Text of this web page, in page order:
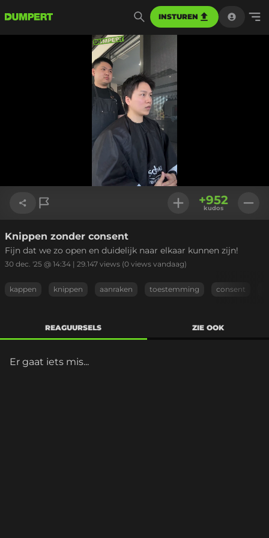
INSTUREN
Geladen:
100.00%
Link kopiëren
+952
kudos
Knippen zonder consent
Fijn dat we zo open en duidelijk naar elkaar kunnen zijn!
30 dec. '25 @ 14:34 | 29.147 views (0 views vandaag)
kappen knippen aanraken toestemming consent
REAGUURSELS ZIE OOK
Er gaat iets mis...